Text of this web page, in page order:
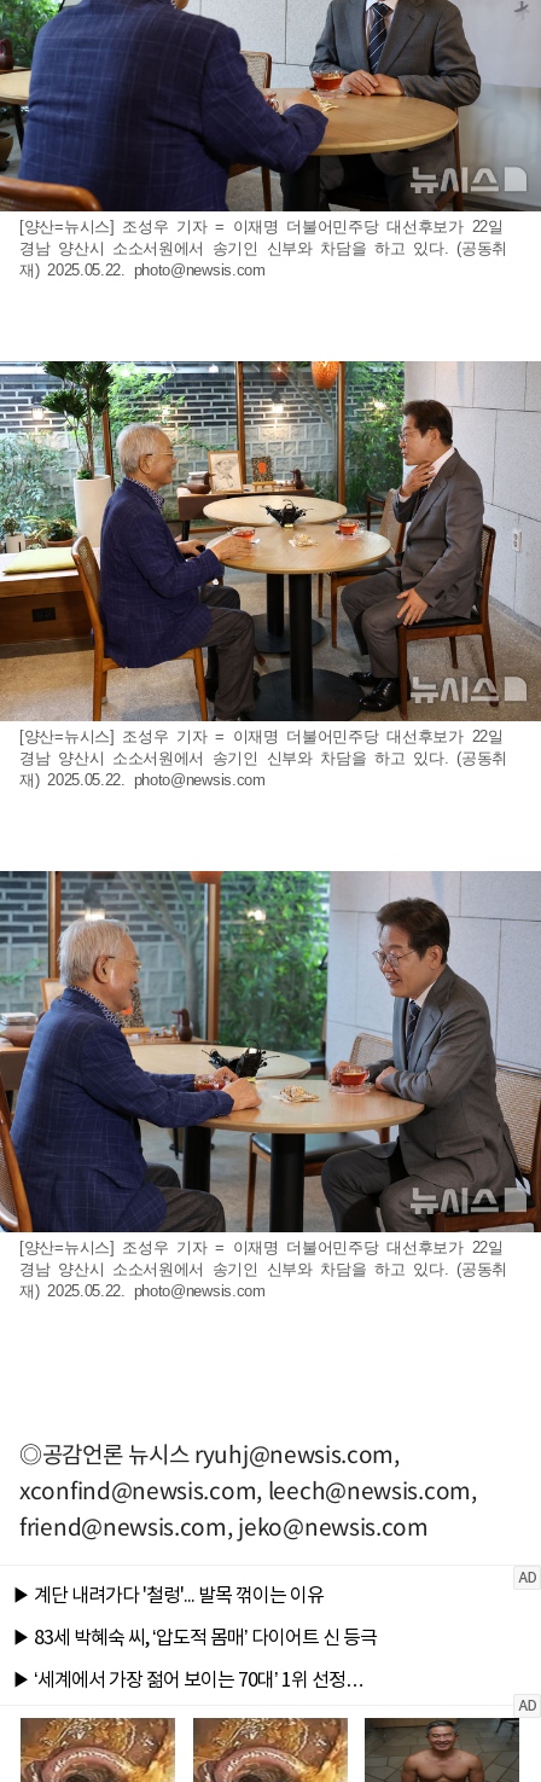
[양산=뉴시스] 조성우 기자 = 이재명 더불어민주당 대선후보가 22일
경남 양산시 소소서원에서 송기인 신부와 차담을 하고 있다. (공동취
재) 2025.05.22. photo@newsis.com
[양산=뉴시스] 조성우 기자 = 이재명 더불어민주당 대선후보가 22일
경남 양산시 소소서원에서 송기인 신부와 차담을 하고 있다. (공동취
재) 2025.05.22. photo@newsis.com
[양산=뉴시스] 조성우 기자 = 이재명 더불어민주당 대선후보가 22일
경남 양산시 소소서원에서 송기인 신부와 차담을 하고 있다. (공동취
재) 2025.05.22. photo@newsis.com
◎공감언론 뉴시스ryuhj@newsis.com,
xconfind@newsis.com, leech@newsis.com,
friend@newsis.com,jeko@newsis.com